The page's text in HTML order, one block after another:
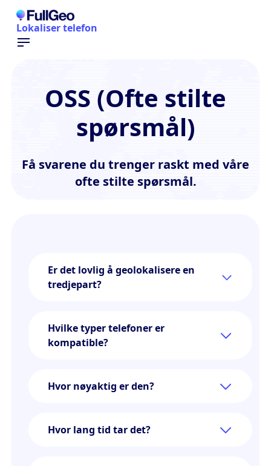
Lokaliser telefon
OSS (Ofte stilte
spørsmål)
Få svarene du trenger raskt med våre
ofte stilte spørsmål.
Er det lovlig å geolokalisere en
tredjepart?
Hvilke typer telefoner er
kompatible?
Hvor nøyaktig er den?
Hvor lang tid tar det?